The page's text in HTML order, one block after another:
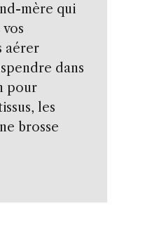
mère qui
aérer
dans
pour
les
brosse